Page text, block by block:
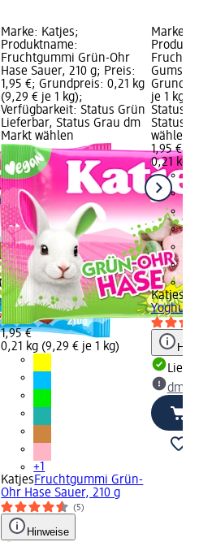
Marke: Katjes;
Produktname:
Fruchtgummi Grün-Ohr
Hase Sauer, 210 g; Preis:
1,95 €; Grundpreis: 0,21 kg
(9,29 € je 1 kg);
Verfügbarkeit: Status Grün
Lieferbar, Status Grau dm
Markt wählen
1,95 €
0,21 kg (9,29 € je 1 kg)
+1
KatjesFruchtgummi Grün-
Ohr Hase Sauer, 210 g
(5)
Hinweise
Marke:
Gums,
je 1 kg);
Status
Status
wählen
1,95 €
0,21 kg
Katjes
dm